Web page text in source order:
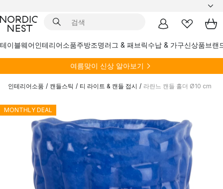
테이블웨어인테리어소품주방조명러그 & 패브릭수납 & 가구신상품브랜
여름맞이 신상 알아보기
인테리어소품 / 캔들스틱 / 티 라이트 & 캔들 접시 / 라란느 캔들 홀더 Ø10 cm
MONTHLY DEAL